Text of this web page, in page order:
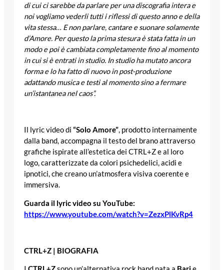
di cui ci sarebbe da parlare per una discografia intera e
noi vogliamo vederli tutti i riflessi di questo anno e della
vita stessa… E non parlare, cantare e suonare solamente
d’Amore. Per questo la prima stesura è stata fatta in un
modo e poi è cambiata completamente fino al momento
in cui si è entrati in studio. In studio ha mutato ancora
forma e lo ha fatto di nuovo in post-produzione
adattando musica e testi al momento sino a fermare
un’istantanea nel caos”.
Il lyric video di “Solo Amore”, prodotto internamente
dalla band, accompagna il testo del brano attraverso
grafiche ispirate all’estetica dei CTRL+Z e al loro
logo, caratterizzate da colori psichedelici, acidi e
ipnotici, che creano un’atmosfera visiva coerente e
immersiva.
Guarda il lyric video su YouTube:
https://www.youtube.com/watch?v=ZezxPlKvRp4
CTRL+Z | BIOGRAFIA